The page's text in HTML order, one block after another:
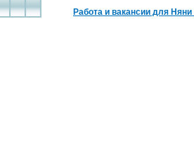
Работа и вакансии для